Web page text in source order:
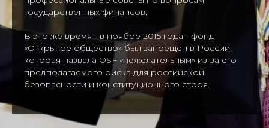
государственных финансов.
В это же время - в ноябре 2015 года - фонд
«Открытое общество» был запрещен в России,
которая назвала OSF «нежелательным» из-за его
предполагаемого риска для российской
безопасности и конституционного строя.